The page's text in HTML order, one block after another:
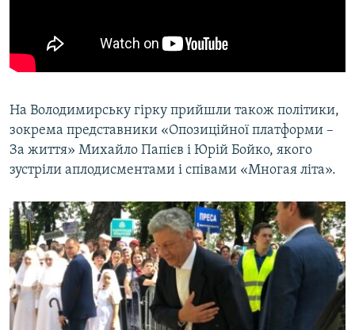
На Володимирську гірку прийшли також політики,
зокрема представники «Опозиційної платформи –
За життя» Михайло Папієв і Юрій Бойко, якого
зустріли аплодисментами і співами «Многая літа».